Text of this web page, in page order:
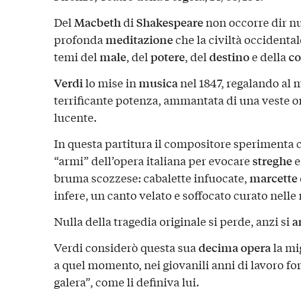
DelMacbethdiShakespearenon occorre dir
profondameditazioneche la civiltà
temi delmale, delpotere, deldestinoe della
Verdilo mise inmusicanel 1847, regalando al
terrificante potenza, ammantata di una veste
lucente.
In questa partitura il compositore sperimenta
“armi” dell’opera italiana per evocarestreghee
bruma scozzese: cabalette infuocate,marcette
infere, un canto velato e soffocato curato
Nulla della tragedia originale si perde, anzi si
Verdi considerò questa suadecima operala
a quel momento, nei giovanili anni di lavoro
galera”, come li definiva lui.